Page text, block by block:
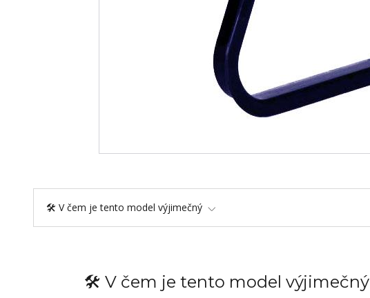
🛠️ V čem je tento model výjimečný
🛠️ V čem je tento model výjimečný